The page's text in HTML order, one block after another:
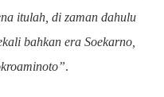
itulah, di zaman dahulu
bahkan era Soekarno,
.